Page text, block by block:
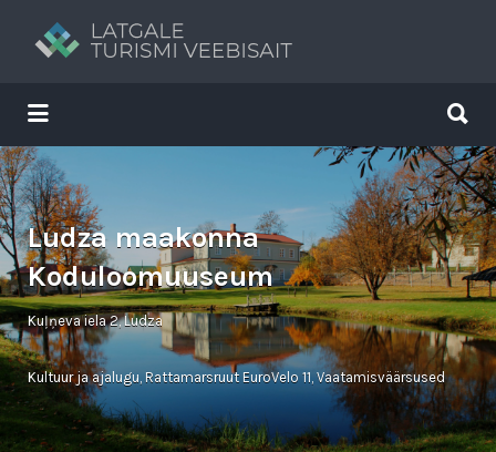
Tavs brīvdienu ceļvedis
Search
for:
for:
Ludza maakonna
Koduloomuuseum
Kuļņeva iela 2, Ludza
Kultuur ja ajalugu, Rattamarsruut EuroVelo 11, Vaatamisväärsused